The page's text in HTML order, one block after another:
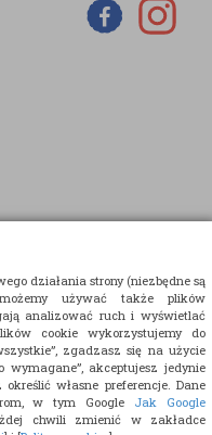
działania strony (niezbędne są
używać także plików
analizować ruch i wyświetlać
cookie wykorzystujemy do
zgadzasz się na użycie
wymagane”, akceptujesz jedynie
własne preferencje. Dane
w tym Google Jak Google
chwili zmienić w zakładce